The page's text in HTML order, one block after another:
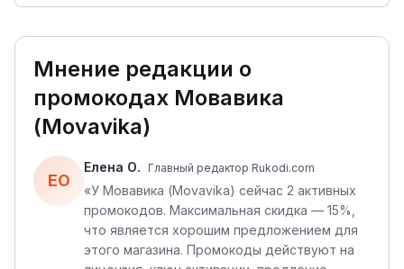
Мнение редакции о
промокодах Мовавика
(Movavika)
ЕО
Елена О. Главный редактор Rukodi.com
«У Мовавика (Movavika) сейчас 2 активных
промокодов. Максимальная скидка — 15%,
что является хорошим предложением для
этого магазина. Промокоды действуют на